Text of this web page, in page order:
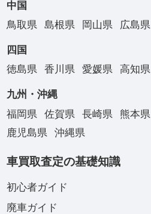
中国
鳥取県
島根県 岡山県 広島県
四国
徳島県
香川県 愛媛県 高知県
九州・沖縄
福岡県
佐賀県 長崎県 熊本県
鹿児島県
沖縄県
車買取査定の基礎知識
初心者ガイド
廃車ガイド